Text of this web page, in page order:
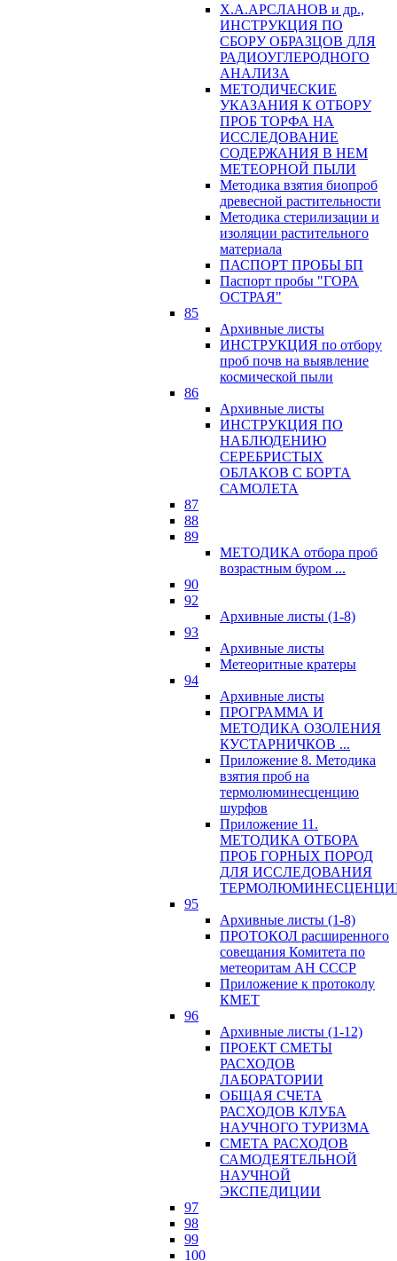
Х.А.АРСЛАНОВ и др.,
ИНСТРУКЦИЯ ПО
СБОРУ ОБРАЗЦОВ ДЛЯ
РАДИОУГЛЕРОДНОГО
АНАЛИЗА
МЕТОДИЧЕСКИЕ
УКАЗАНИЯ К ОТБОРУ
ПРОБ ТОРФА НА
ИССЛЕДОВАНИЕ
СОДЕРЖАНИЯ В НЕМ
МЕТЕОРНОЙ ПЫЛИ
Методика взятия биопроб
древесной растительности
Методика стерилизации и
изоляции растительного
материала
ПАСПОРТ ПРОБЫ БП
Паспорт пробы "ГОРА
ОСТРАЯ"
85
Архивные листы
ИНСТРУКЦИЯ по отбору
проб почв на выявление
космической пыли
86
Архивные листы
ИНСТРУКЦИЯ ПО
НАБЛЮДЕНИЮ
СЕРЕБРИСТЫХ
ОБЛАКОВ С БОРТА
САМОЛЕТА
87
88
89
МЕТОДИКА отбора проб
возрастным буром ...
90
92
Архивные листы (1-8)
93
Архивные листы
Метеоритные кратеры
94
Архивные листы
ПРОГРАММА И
МЕТОДИКА ОЗОЛЕНИЯ
КУСТАРНИЧКОВ ...
Приложение 8. Методика
взятия проб на
термолюминесценцию
шурфов
Приложение 11.
МЕТОДИКА ОТБОРА
ПРОБ ГОРНЫХ ПОРОД
ДЛЯ ИССЛЕДОВАНИЯ
95
Архивные листы (1-8)
ПРОТОКОЛ расширенного
совещания Комитета по
метеоритам АН СССР
Приложение к протоколу
КМЕТ
96
Архивные листы (1-12)
ПРОЕКТ СМЕТЫ
РАСХОДОВ
ЛАБОРАТОРИИ
ОБЩАЯ СЧЕТА
РАСХОДОВ КЛУБА
НАУЧНОГО ТУРИЗМА
СМЕТА РАСХОДОВ
САМОДЕЯТЕЛЬНОЙ
НАУЧНОЙ
ЭКСПЕДИЦИИ
97
98
99
100